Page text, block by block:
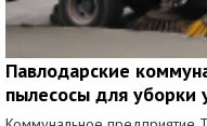
Павлодарские
пылесосы для уборки